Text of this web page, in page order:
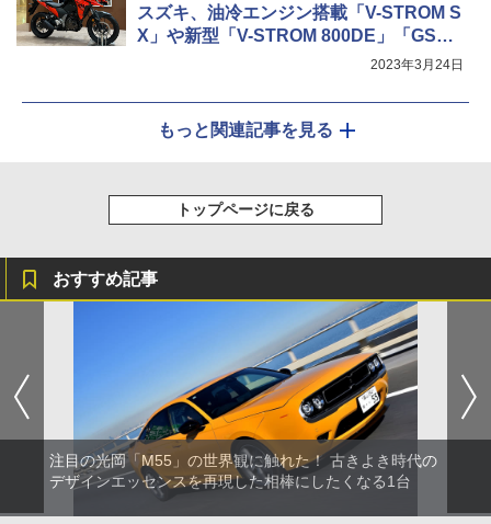
スズキ、油冷エンジン搭載「V-STROM S
X」や新型「V-STROM 800DE」「GSX-8
2023年3月24日
もっと関連記事を見る
トップページに戻る
おすすめ記事
注目の光岡「M55」の世界観に触れた！ 古きよき時代の
デザインエッセンスを再現した相棒にしたくなる1台